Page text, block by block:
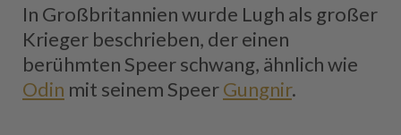
In Großbritannien wurde Lugh als großer
Krieger beschrieben, der einen
berühmten Speer schwang, ähnlich wie
Odin mit seinem SpeerGungnir.